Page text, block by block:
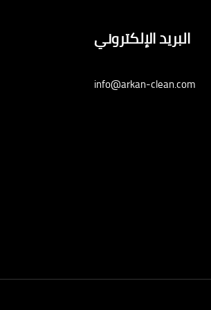
البريد الإلكتروني
info@arkan-clean.com